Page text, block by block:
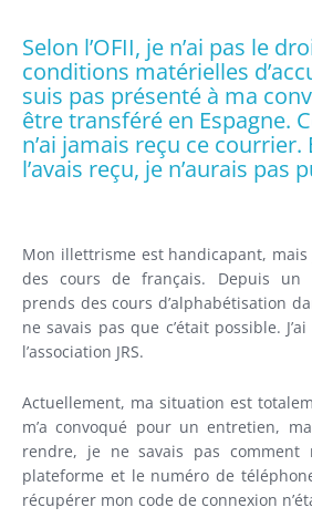
Selon l’OFII, je n’ai pas le
conditions matérielles
suis pas présenté à ma
être transféré en Espagne.
n’ai jamais reçu ce courrier.
l’avais reçu, je n’aurais pas
Mon illettrisme est handicapant, mais
des cours de français. Depuis un
prends des cours d’alphabétisation
ne savais pas que c’était possible.
l’association JRS.
Actuellement, ma situation est
m’a convoqué pour un entretien,
rendre, je ne savais pas comment
plateforme et le numéro de
récupérer mon code de connexion